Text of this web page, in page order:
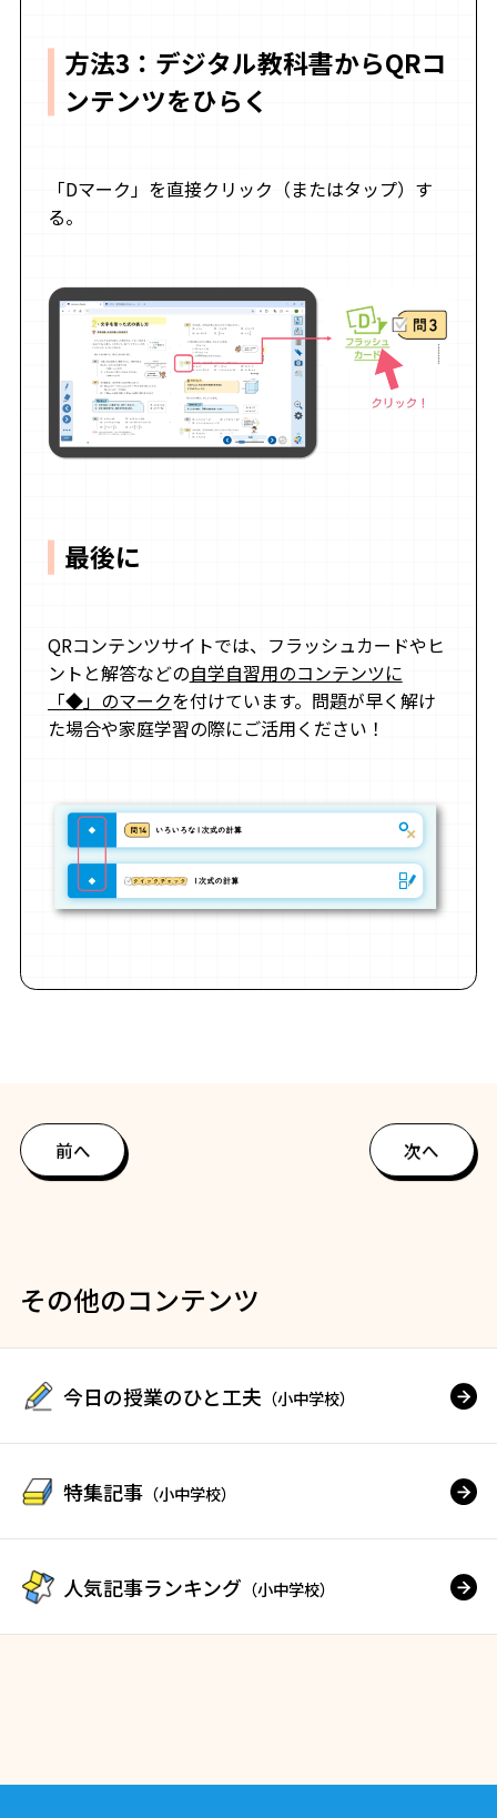
方法3：デジタル教科書からQRコ
ンテンツをひらく
「Dマーク」を直接クリック（またはタップ）す
る。
最後に
QRコンテンツサイトでは、フラッシュカードやヒ
ントと解答などの自学自習用のコンテンツに
「◆」のマークを付けています。問題が早く解け
た場合や家庭学習の際にご活用ください！
前へ 次へ
その他のコンテンツ
今日の授業のひと工夫 （小中学校）
特集記事 （小中学校）
人気記事ランキング （小中学校）